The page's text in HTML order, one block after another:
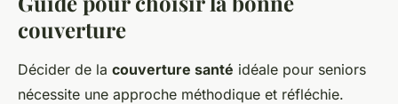
couverture
Décider de la couverture santé idéale pour seniors
nécessite une approche méthodique et réfléchie.